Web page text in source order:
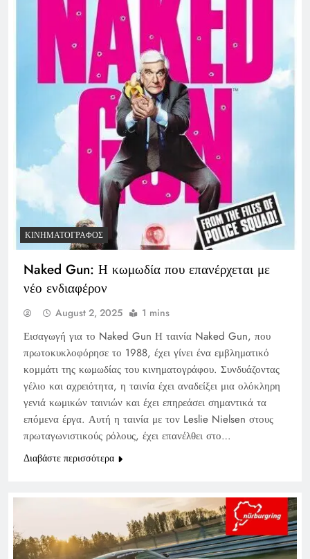
ΚΙΝΗΜΑΤΟΓΡΆΦΟΣ
Naked Gun: Η κωμωδία που επανέρχεται με
νέο ενδιαφέρον
August 2, 2025 1 mins
Εισαγωγή για το Naked Gun Η ταινία Naked Gun, που
πρωτοκυκλοφόρησε το 1988, έχει γίνει ένα εμβληματικό
κομμάτι της κωμωδίας του κινηματογράφου. Συνδυάζοντας
γέλιο και αχρειότητα, η ταινία έχει αναδείξει μια ολόκληρη
γενιά κωμικών ταινιών και έχει επηρεάσει σημαντικά τα
επόμενα έργα. Αυτή η ταινία με τον Leslie Nielsen στους
πρωταγωνιστικούς ρόλους, έχει επανέλθει στο…
Διαβάστε περισσότερα